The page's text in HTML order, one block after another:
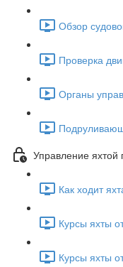
Обзор
Проверка
Органы
Управление яхтой
Как ходит
Курсы яхты
Курсы яхты